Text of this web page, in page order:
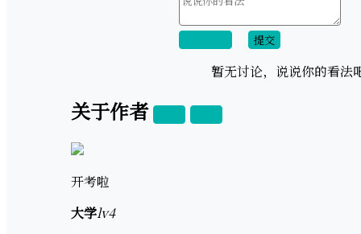
提交
暂无讨论，说说你的看法
关于作者
开考啦
大学lv4